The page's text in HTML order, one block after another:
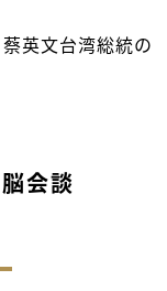
英文台湾総統の
会談